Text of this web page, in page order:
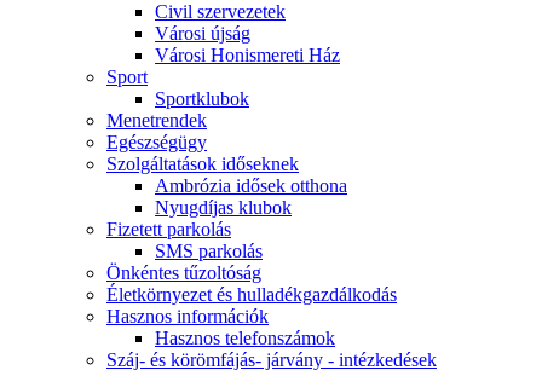
Civil szervezetek
Városi újság
Városi Honismereti Ház
Sport
Sportklubok
Menetrendek
Egészségügy
Szolgáltatások időseknek
Ambrózia idősek otthona
Nyugdíjas klubok
Fizetett parkolás
SMS parkolás
Önkéntes tűzoltóság
Életkörnyezet és hulladékgazdálkodás
Hasznos információk
Hasznos telefonszámok
Száj- és körömfájás- járvány - intézkedések